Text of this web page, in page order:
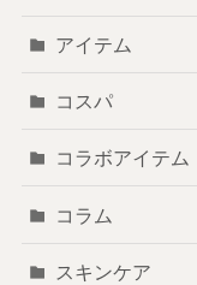
アイテム
コスパ
コラボアイテム
コラム
スキンケア